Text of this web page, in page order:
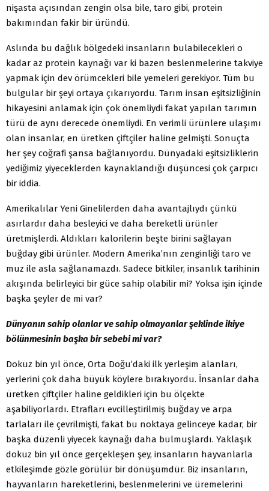
nişasta açısından zengin olsa bile, taro gibi, protein
bakımından fakir bir üründü.
Aslında bu dağlık bölgedeki insanların bulabilecekleri o
kadar az protein kaynağı var ki bazen beslenmelerine takviye
yapmak için dev örümcekleri bile yemeleri gerekiyor. Tüm bu
bulgular bir şeyi ortaya çıkarıyordu. Tarım insan eşitsizliğinin
hikayesini anlamak için çok önemliydi fakat yapılan tarımın
türü de aynı derecede önemliydi. En verimli ürünlere ulaşımı
olan insanlar, en üretken çiftçiler haline gelmişti. Sonuçta
her şey coğrafi şansa bağlanıyordu. Dünyadaki eşitsizliklerin
yediğimiz yiyeceklerden kaynaklandığı düşüncesi çok çarpıcı
bir iddia.
Amerikalılar Yeni Ginelilerden daha avantajlıydı çünkü
asırlardır daha besleyici ve daha bereketli ürünler
üretmişlerdi. Aldıkları kalorilerin beşte birini sağlayan
buğday gibi ürünler. Modern Amerika’nın zenginliği taro ve
muz ile asla sağlanamazdı. Sadece bitkiler, insanlık tarihinin
akışında belirleyici bir güce sahip olabilir mi? Yoksa işin içinde
başka şeyler de mi var?
Dünyanın sahip olanlar ve sahip olmayanlar şeklinde ikiye
bölünmesinin başka bir sebebi mi var?
Dokuz bin yıl önce, Orta Doğu’daki ilk yerleşim alanları,
yerlerini çok daha büyük köylere bırakıyordu. İnsanlar daha
üretken çiftçiler haline geldikleri için bu ölçekte
aşabiliyorlardı. Etrafları evcilleştirilmiş buğday ve arpa
tarlaları ile çevrilmişti, fakat bu noktaya gelinceye kadar, bir
başka düzenli yiyecek kaynağı daha bulmuşlardı. Yaklaşık
dokuz bin yıl önce gerçekleşen şey, insanların hayvanlarla
etkileşimde gözle görülür bir dönüşümdür. Biz insanların,
hayvanların hareketlerini, beslenmelerini ve üremelerini